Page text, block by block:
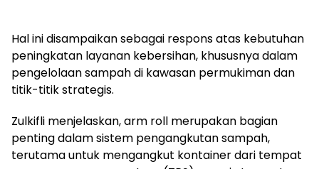
Hal ini disampaikan sebagai respons atas kebutuhan
peningkatan layanan kebersihan, khususnya dalam
pengelolaan sampah di kawasan permukiman dan
titik-titik strategis.
Zulkifli menjelaskan, arm roll merupakan bagian
penting dalam sistem pengangkutan sampah,
terutama untuk mengangkut kontainer dari tempat